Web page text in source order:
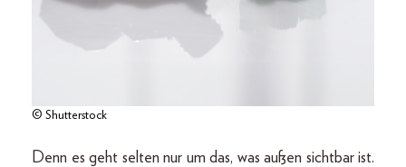
© Shutterstock
Denn es geht selten nur um das, was außen sichtbar ist.